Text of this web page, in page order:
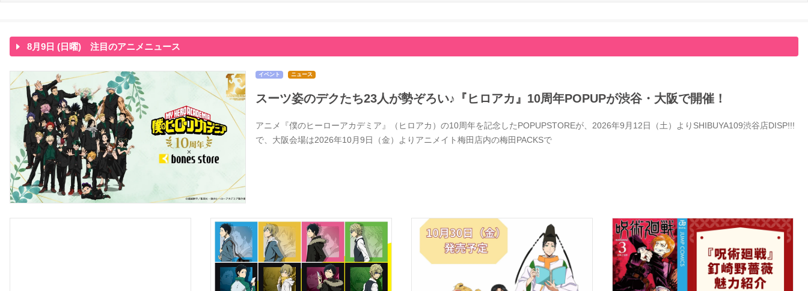
8月9日 (日曜) 注目のアニメニュース
イベント ニュース
スーツ姿のデクたち23人が勢ぞろい♪『ヒロアカ』10周年POPUPが渋谷・大阪で開催！
アニメ『僕のヒーローアカデミア』（ヒロアカ）の10周年を記念したPOPUPSTOREが、2026年9月12日（土）よりSHIBUYA109渋谷店DISP!!!
で、大阪会場は2026年10月9日（金）よりアニメイト梅田店内の梅田PACKSで